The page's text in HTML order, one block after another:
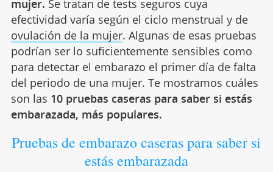
mujer. Se tratan de tests seguros cuya
efectividad varía según el ciclo menstrual y de
ovulación de la mujer. Algunas de esas pruebas
podrían ser lo suficientemente sensibles como
para detectar el embarazo el primer día de falta
del periodo de una mujer. Te mostramos cuáles
son las 10 pruebas caseras para saber si estás
embarazada, más populares.
Pruebas de embarazo caseras para saber si
estás embarazada